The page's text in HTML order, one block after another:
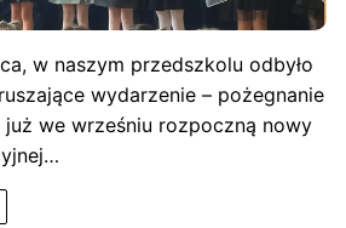
w naszym przedszkolu odbyło
wydarzenie – pożegnanie
we wrześniu rozpoczną nowy